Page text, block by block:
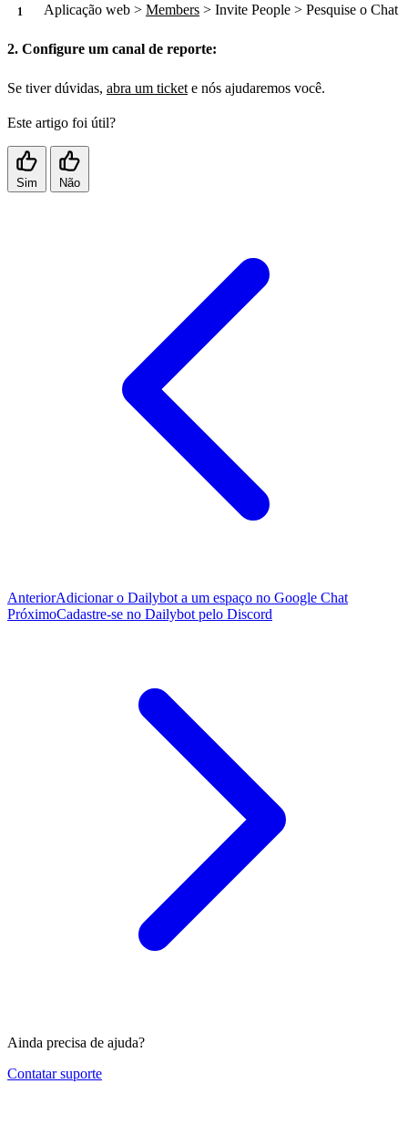
Aplicação web > Members > Invite People > Pesquise o Chat
2. Configure um canal de reporte:
Se tiver dúvidas, abra um ticket e nós ajudaremos você.
Este artigo foi útil?
Sim Não
AnteriorAdicionar o Dailybot a um espaço no Google Chat
PróximoCadastre-se no Dailybot pelo Discord
Ainda precisa de ajuda?
Contatar suporte